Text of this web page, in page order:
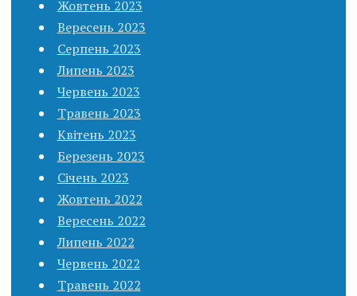
Жовтень 2023
Вересень 2023
Серпень 2023
Липень 2023
Червень 2023
Травень 2023
Квітень 2023
Березень 2023
Січень 2023
Жовтень 2022
Вересень 2022
Липень 2022
Червень 2022
Травень 2022